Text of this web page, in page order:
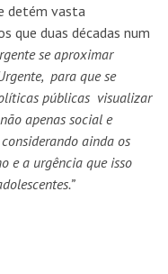
detém vasta
que duas décadas num
se aproximar
para que se
públicas visualizar
apenas social e
ainda os
e a urgência que isso